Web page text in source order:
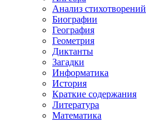
Анализ стихотворений
Биографии
География
Геометрия
Диктанты
Загадки
Информатика
История
Краткие содержания
Литература
Математика